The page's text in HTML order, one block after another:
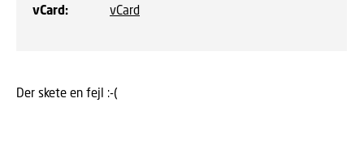
vCard: vCard
Der skete en fejl :-(